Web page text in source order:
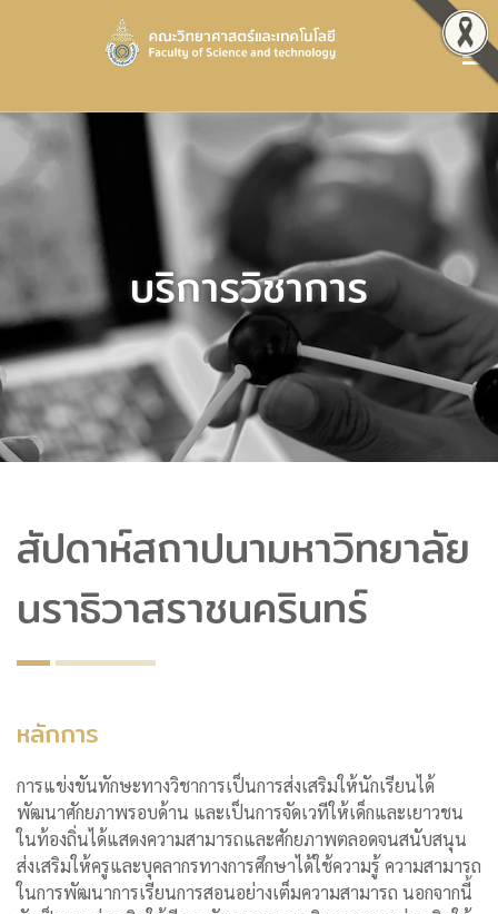
บริการวิชาการ
สัปดาห์สถาปนามหาวิทยาลัย
นราธิวาสราชนครินทร์
หลักการ
การแข่งขันทักษะทางวิชาการเป็นการส่งเสริมให้นักเรียนได้
พัฒนาศักยภาพรอบด้าน และเป็นการจัดเวทีให้เด็กและเยาวชน
ในท้องถิ่นได้แสดงความสามารถและศักยภาพตลอดจนสนับสนุน
ส่งเสริมให้ครูและบุคลากรทางการศึกษาได้ใช้ความรู้ ความสามารถ
ในการพัฒนาการเรียนการสอนอย่างเต็มความสามารถ นอกจากนี้